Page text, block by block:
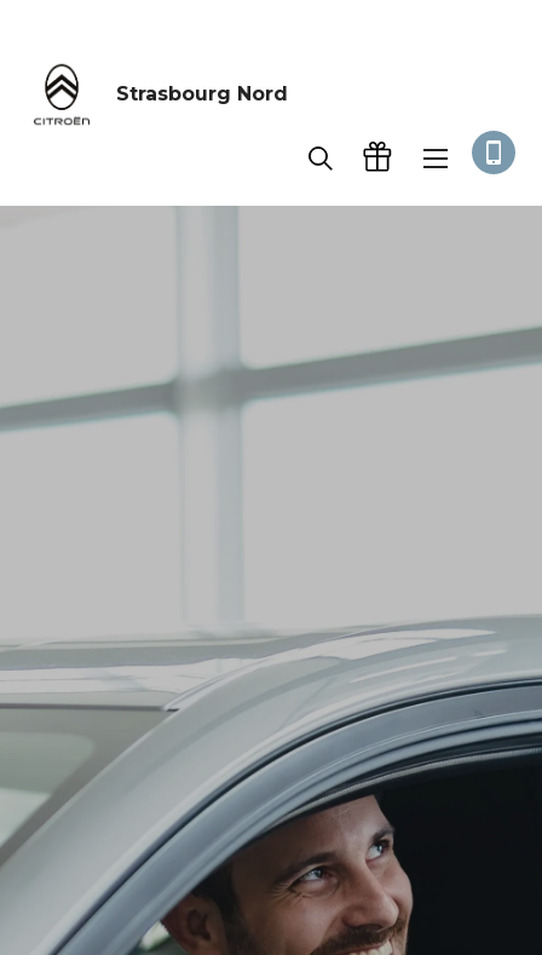
Strasbourg Nord
Accueil Demander un essai